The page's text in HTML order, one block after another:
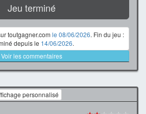
Jeu terminé
toutgagner.com le 08/06/2026. Fin du jeu :
depuis le 14/06/2026.
Voir les commentaires
personnalisé